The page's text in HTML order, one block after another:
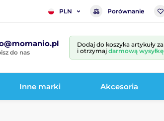
PLN Porównanie
do nas
Dodaj do koszyka artykuły za
i otrzymaj darmową wysyłkę
Inne marki Akcesoria